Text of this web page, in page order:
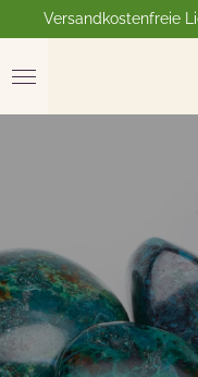
Hauptinhalt
springen
Versandkostenfreie